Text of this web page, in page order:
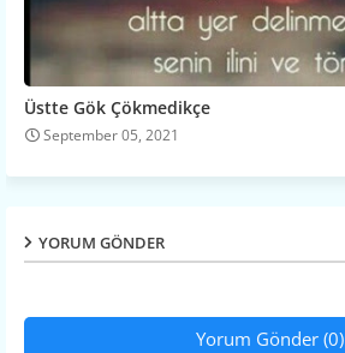
Üstte Gök Çökmedikçe
September 05, 2021
YORUM GÖNDER
Yorum Gönder (0)